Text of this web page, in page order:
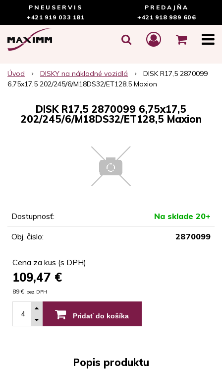
PNEUSERVIS
+421 919 033 181
PREDAJŇA
+421 918 989 606
Úvod DISKY na nákladné vozidlá
DISK R17,5 2870099
6,75x17,5 202/245/6/M18DS32/ET128,5 Maxion
DISK R17,5 2870099 6,75x17,5
202/245/6/M18DS32/ET128,5 Maxion
Dostupnosť: Na sklade 20+
Obj. čislo: 2870099
Cena za kus (s DPH)
109,47 €
89 € bez DPH
Pridať do košíka
Popis produktu